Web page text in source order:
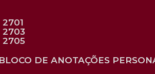
2701
2703
2705
BLOCO DE ANOTAÇÕES